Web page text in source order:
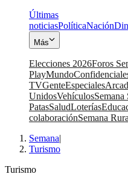
Últimas
noticiasPolíticaNación
Más
Elecciones 2026Foros
PlayMundo
TVGenteEspeciales
UnidosVehículosSemana
PatasSaludLoterías
colaboraciónSemana
Semana|
Turismo
Turismo